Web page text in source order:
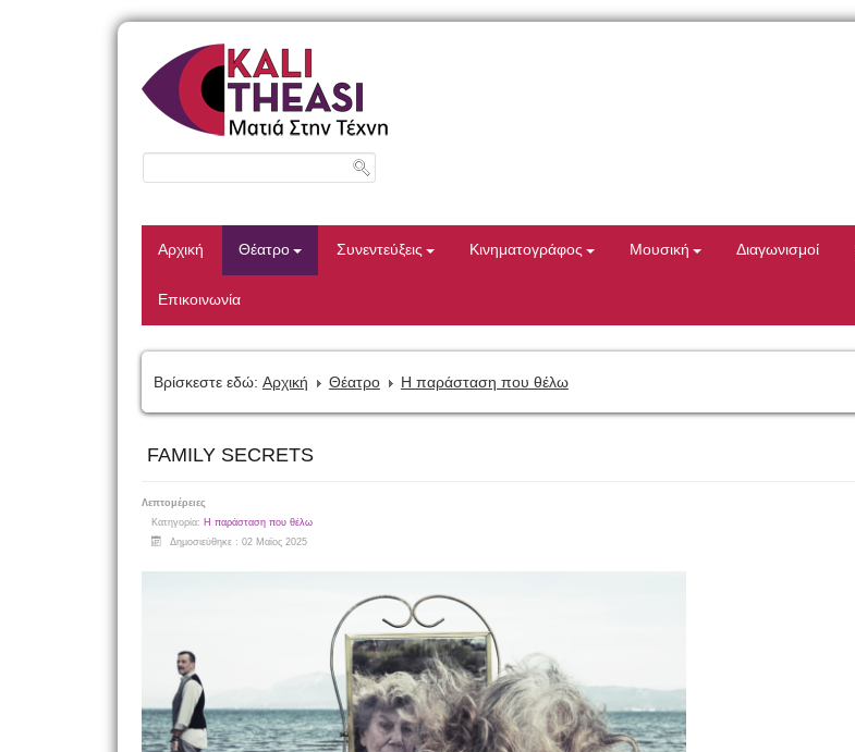
Αρχική Θέατρο Συνεντεύξεις Κινηματογράφος Μουσική Διαγωνισμοί
Επικοινωνία
Βρίσκεστε εδώ: Αρχική Θέατρο Η παράσταση που θέλω
FAMILY SECRETS
Λεπτομέρειες
Κατηγορία: Η παράσταση που θέλω
Δημοσιεύθηκε : 02 Μαϊος 2025